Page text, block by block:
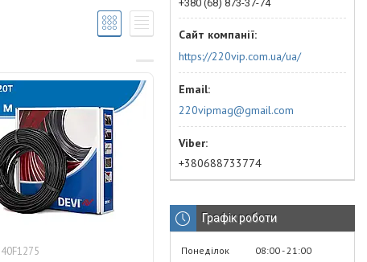
+380 (68) 873-37-74
https://220vip.com.ua/ua/
220vipmag@gmail.com
+380688733774
Графік роботи
Понеділок 08:00 21:00